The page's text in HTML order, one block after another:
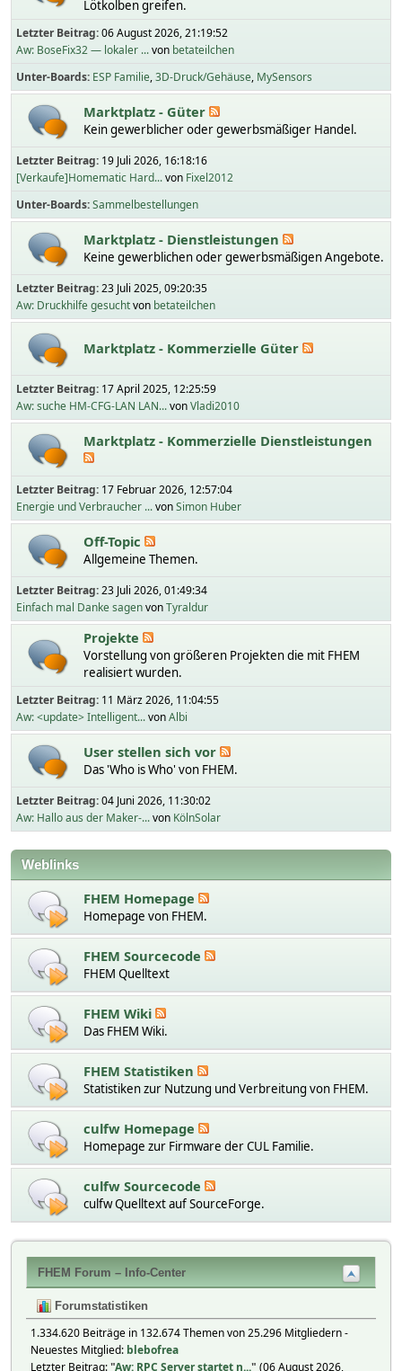
Lötkolben greifen.
Letzter Beitrag:06 August 2026, 21:19:52
Aw: BoseFix32 — lokaler ...von betateilchen
Unter-Boards ESP Familie 3D-Druck/Gehäuse MySensors
Marktplatz - Güter
Kein gewerblicher oder gewerbsmäßiger Handel.
Letzter Beitrag: 19 Juli 2026, 16:18:16
[Verkaufe]Homematic Hard...von Fixel2012
Unter-Boards Sammelbestellungen
Marktplatz - Dienstleistungen
Keine gewerblichen oder gewerbsmäßigen Angebote.
Letzter Beitrag:23 Juli 2025, 09:20:35
Aw: Druckhilfe gesuchtvon betateilchen
Marktplatz - Kommerzielle Güter
Letzter Beitrag: 17 April 2025, 12:25:59
Aw: suche HM-CFG-LAN LAN...vonVladi2010
Marktplatz - Kommerzielle Dienstleistungen
Letzter Beitrag: 17 Februar 2026, 12:57:04
Energie und Verbraucher ...vonSimon Huber
Off-Topic
Allgemeine Themen.
Letzter Beitrag:23 Juli 2026, 01:49:34
Einfach mal Danke sagenvonTyraldur
Projekte
Vorstellung von größeren Projekten die mit FHEM
realisiert wurden.
Letzter Beitrag: 11 März 2026, 11:04:55
Aw: <update> Intelligent...vonAlbi
User stellen sich vor
Das 'Who is Who' von FHEM.
Letzter Beitrag:04 Juni 2026, 11:30:02
Aw: Hallo aus der Maker-...von KölnSolar
Weblinks
FHEM Homepage
Homepage von FHEM.
FHEM Sourcecode
FHEM Quelltext
FHEM Wiki
Das FHEM Wiki.
FHEM Statistiken
Statistiken zur Nutzung und Verbreitung von FHEM.
culfw Homepage
Homepage zur Firmware der CUL Familie.
culfw Sourcecode
culfw Quelltext auf SourceForge.
FHEM Forum – Info-Center
Forumstatistiken
1.334.620 Beiträge in 132.674 Themen von 25.296 Mitgliedern -
Neuestes Mitglied: blebofrea
Letzter Beitrag:"Aw: RPC Server startet n..." (06 August 2026,